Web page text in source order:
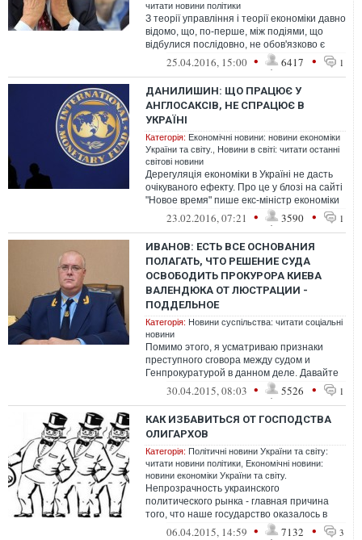
читати новини політики
З теорії управління і теорії економіки давно
відомо, що, по-перше, між подіями, що
відбулися послідовно, не обов'язково є
причиново-наслідковий зв'язо...
25.04.2016, 15:00 • 6417 • 1
ДАНИЛИШИН: ЩО ПРАЦЮЄ У
АНГЛОСАКСІВ, НЕ СПРАЦЮЄ В
УКРАЇНІ
Категорія: Економічні новини: новини економіки
України та світу.
Новини в світі: читати останні
світові новини
Дерегуляція економіки в Україні не дасть
очікуваного ефекту. Про це у блозі на сайті
"Новое время" пише екс-міністр економіки
України Богдан Данилишин
23.02.2016, 07:21 • 3590 • 1
ИВАНОВ: ЕСТЬ ВСЕ ОСНОВАНИЯ
ПОЛАГАТЬ, ЧТО РЕШЕНИЕ СУДА
ОСВОБОДИТЬ ПРОКУРОРА КИЕВА
ВАЛЕНДЮКА ОТ ЛЮСТРАЦИИ -
ПОДДЕЛЬНОЕ
Категорія: Новини суспільства: читати соціальні
новини
Помимо этого, я усматриваю признаки
преступного сговора между судом и
Генпрокуратурой в данном деле. Давайте
пробежимся по датам
30.04.2015, 08:03 • 5526 • 1
КАК ИЗБАВИТЬСЯ ОТ ГОСПОДСТВА
ОЛИГАРХОВ
Категорія: Політичні новини України та світу:
читати новини політики Економічні новини:
новини економіки України та світу.
Непрозрачность украинского
политического рынка - главная причина
того, что наше государство оказалось в
руках олигархов
06.04.2015, 14:59 • 7132 • 3